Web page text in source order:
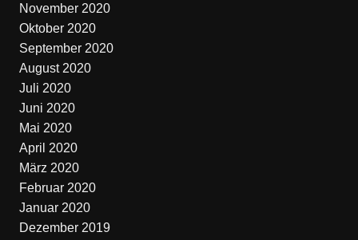
November 2020
Oktober 2020
September 2020
August 2020
Juli 2020
Juni 2020
Mai 2020
April 2020
März 2020
Februar 2020
Januar 2020
Dezember 2019